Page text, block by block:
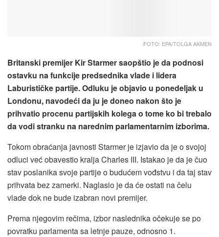
FOTO: EPA/TOLGA AKMEN
Britanski premijer Kir Starmer saopštio je da podnosi
ostavku na funkcije predsednika vlade i lidera
Laburističke partije. Odluku je objavio u ponedeljak u
Londonu, navodeći da ju je doneo nakon što je
prihvatio procenu partijskih kolega o tome ko bi trebalo
da vodi stranku na narednim parlamentarnim izborima.
Tokom obraćanja javnosti Starmer je izjavio da je o svojoj
odluci već obavestio kralja Charles III. Istakao je da je čuo
stav poslanika svoje partije o budućem vođstvu i da taj stav
prihvata bez zamerki. Naglasio je da će ostati na čelu
vlade dok ne bude izabran novi premijer.
Prema njegovim rečima, izbor naslednika očekuje se po
povratku parlamenta sa letnje pauze, odnosno 1.